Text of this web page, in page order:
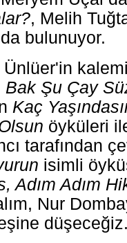
, Melih
bulunuyor.
Ünlüer'in
Bak Şu Çay
Kaç
öyküleri
tarafından
isimli
Adım Adım
Nur